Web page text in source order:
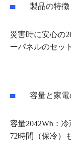
製品の特徴
災害時に安心の
ーパネルのセッ
容量と家
容量2042Wh：
72時間（保冷）